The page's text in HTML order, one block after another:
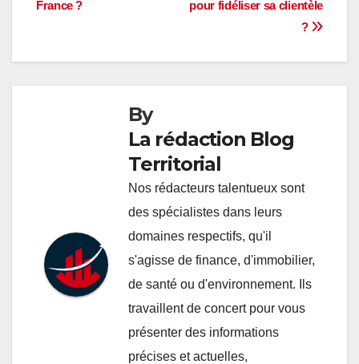
pour fidéliser sa clientèle
?
France ?
By
La rédaction Blog
Territorial
Nos rédacteurs talentueux sont
des spécialistes dans leurs
domaines respectifs, qu'il
s'agisse de finance, d'immobilier,
de santé ou d'environnement. Ils
travaillent de concert pour vous
présenter des informations
précises et actuelles,